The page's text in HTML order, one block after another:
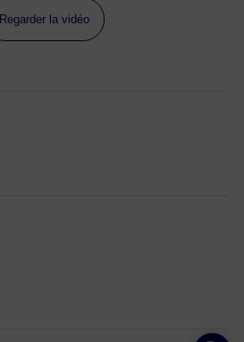
Regarder la vidéo